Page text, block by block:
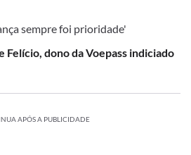
sempre foi prioridade'
Felício, dono da Voepass indiciado
APÓS A PUBLICIDADE